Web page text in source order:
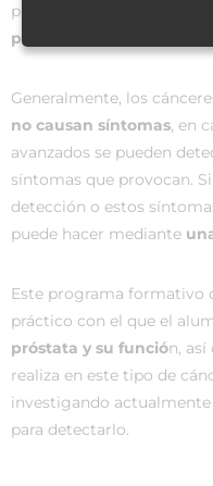
primero mediante la
prostático específico
Generalmente, los
no causan síntomas, en
avanzados se pueden
síntomas que provocan.
detección o estos
puede hacer mediante
Este programa formativo
práctico con el que el
próstata y su función, así
realiza en este tipo de
investigando actualmente
para detectarlo.